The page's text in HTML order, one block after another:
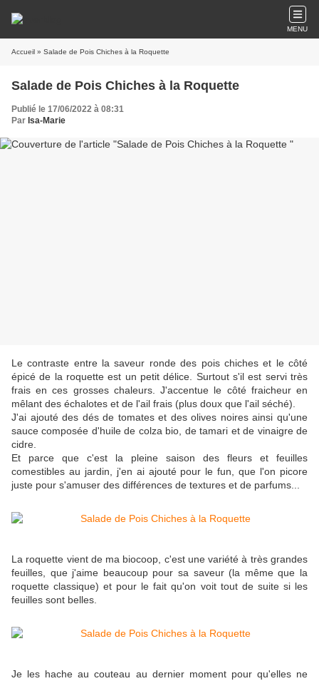
MENU
Accueil » Salade de Pois Chiches à la Roquette
Salade de Pois Chiches à la Roquette
Publié le 17/06/2022 à 08:31
Par Isa-Marie
Le contraste entre la saveur ronde des pois chiches et le côté
épicé de la roquette est un petit délice. Surtout s'il est servi très
frais en ces grosses chaleurs. J'accentue le côté fraicheur en
mêlant des échalotes et de l'ail frais (plus doux que l'ail séché).
J'ai ajouté des dés de tomates et des olives noires ainsi qu'une
sauce composée d'huile de colza bio, de tamari et de vinaigre de
cidre.
Et parce que c'est la pleine saison des fleurs et feuilles
comestibles au jardin, j'en ai ajouté pour le fun, que l'on picore
juste pour s'amuser des différences de textures et de parfums...
La roquette vient de ma biocoop, c'est une variété à très grandes
feuilles, que j'aime beaucoup pour sa saveur (la même que la
roquette classique) et pour le fait qu'on voit tout de suite si les
feuilles sont belles.
Je les hache au couteau au dernier moment pour qu'elles ne